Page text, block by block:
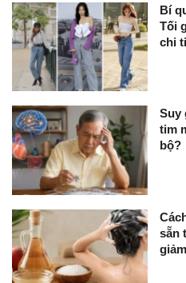
Bí
Tối
chi
Suy
tim
bộ?
sẵn